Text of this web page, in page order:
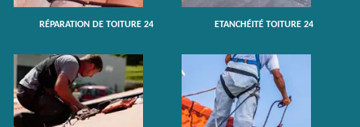
RÉPARATION DE TOITURE 24 ETANCHÉITÉ TOITURE 24